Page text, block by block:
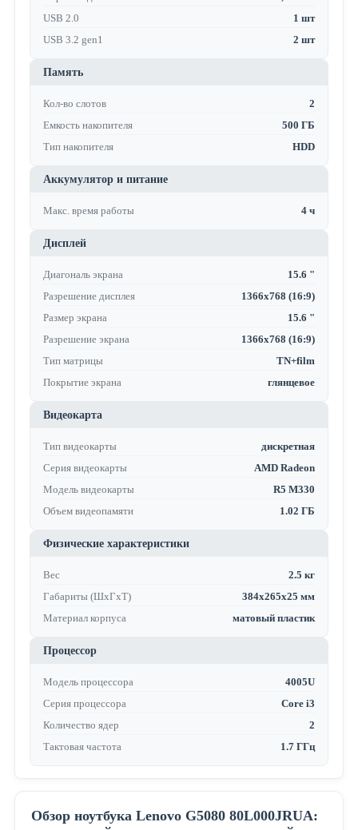
USB 2.0
1 шт
USB 3.2 gen1
2 шт
Память
Кол-во слотов
2
Емкость накопителя
500 ГБ
Тип накопителя
HDD
Аккумулятор и питание
Макс. время работы 4 ч
Дисплей
Диагональ экрана
15.6 "
Разрешение дисплея
1366x768 (16:9)
Размер экрана
15.6 "
Разрешение экрана
1366x768 (16:9)
Тип матрицы
TN+film
Покрытие экрана
глянцевое
Видеокарта
Тип видеокарты
дискретная
Серия видеокарты
AMD Radeon
Модель видеокарты
R5 M330
Объем видеопамяти
1.02 ГБ
Физические характеристики
Вес
2.5 кг
Габариты (ШхГхТ)
384х265х25 мм
Материал корпуса
матовый пластик
Процессор
Модель процессора
4005U
Серия процессора
Core i3
Количество ядер
2
Тактовая частота
1.7 ГГц
Обзор ноутбука Lenovo G5080 80L000JRUA: